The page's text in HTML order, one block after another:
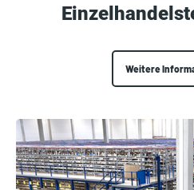
Weitere